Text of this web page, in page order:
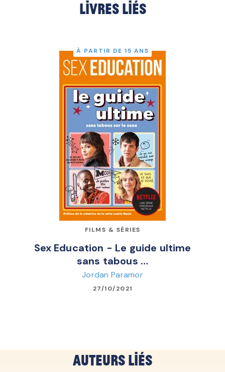
Livres liés
À PARTIR DE 15 ANS
FILMS & SÉRIES
Sex Education - Le guide ultime
sans tabous …
Jordan Paramor
27/10/2021
Auteurs liés